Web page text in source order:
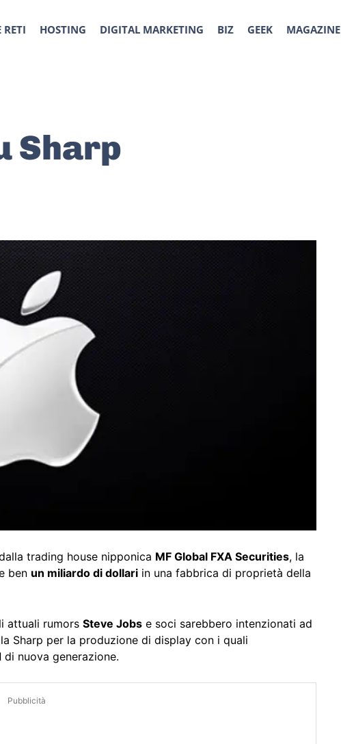
RETI HOSTING DIGITAL MARKETING BIZ GEEK MAGAZINE
Sharp
trading house nipponica MF Global FXA Securities, la
ben un miliardo di dollari in una fabbrica di proprietà della
attuali rumors Steve Jobs e soci sarebbero intenzionati ad
Sharp per la produzione di display con i quali
di nuova generazione.
Pubblicità